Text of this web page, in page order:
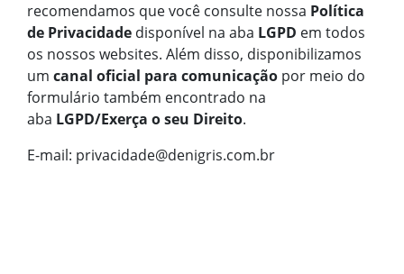
recomendamos que você consulte nossa Política
de Privacidade disponível na aba LGPD em todos
os nossos websites. Além disso, disponibilizamos
um canal oficial para comunicação por meio do
formulário também encontrado na
aba LGPD/Exerça o seu Direito.
E-mail: privacidade@denigris.com.br